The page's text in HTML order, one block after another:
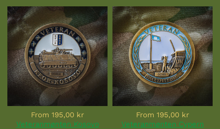
From 195,00 kr
Veteranmønten Kosovo
From 195,00 kr
Veteranmønten Cypern